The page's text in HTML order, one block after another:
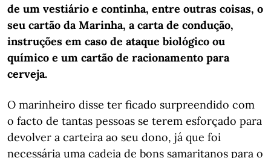
de um vestiário e continha, entre outras coisas, o
seu cartão da Marinha, a carta de condução,
instruções em caso de ataque biológico ou
químico e um cartão de racionamento para
cerveja.
O marinheiro disse ter ficado surpreendido com
o facto de tantas pessoas se terem esforçado para
devolver a carteira ao seu dono, já que foi
necessária uma cadeia de bons samaritanos para o